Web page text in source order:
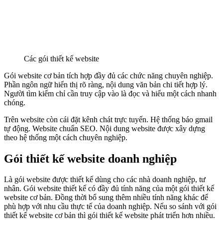
Các gói thiết kế website
Gói website cơ bản tích hợp đầy đủ các chức năng chuyên nghiệp.
Phần ngôn ngữ hiển thị rõ ràng, nội dung văn bản chi tiết hợp lý.
Người tìm kiếm chỉ cần truy cập vào là đọc và hiểu một cách nhanh
chóng.
Trên website còn cái đặt kênh chát trực tuyến. Hệ thống báo gmail
tự động. Website chuẩn SEO. Nội dung website được xây dựng
theo hệ thống một cách chuyên nghiệp.
Gói thiết kế website doanh nghiệp
Là gói website được thiết kế dùng cho các nhà doanh nghiệp, tư
nhân. Gói website thiết kế có đầy đủ tính năng của một gói thiết kế
website cơ bản. Đồng thời bổ sung thêm nhiều tính năng khác để
phù hợp với nhu cầu thực tế của doanh nghiệp. Nếu so sánh với gói
thiết kế website cơ bản thì gói thiết kế website phát triển hơn nhiều.